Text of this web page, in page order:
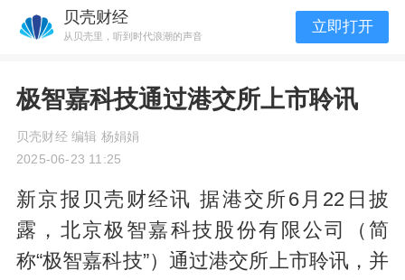
贝壳财经
从贝壳里，听到时代浪潮的声音
立即打开
极智嘉科技通过港交所上市聆讯
贝壳财经 编辑 杨娟娟
2025-06-23 11:25
新京报贝壳财经讯 据港交所6月22日披
露，北京极智嘉科技股份有限公司（简
称“极智嘉科技”）通过港交所上市聆讯，并